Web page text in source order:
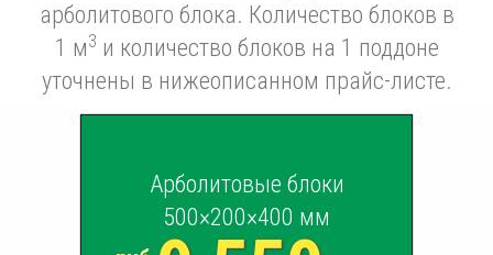
арболитового блока. Количество блоков в
1 м3 и количество блоков на 1 поддоне
уточнены в нижеописанном прайс-листе.
Арболитовые блоки
500×200×400 мм